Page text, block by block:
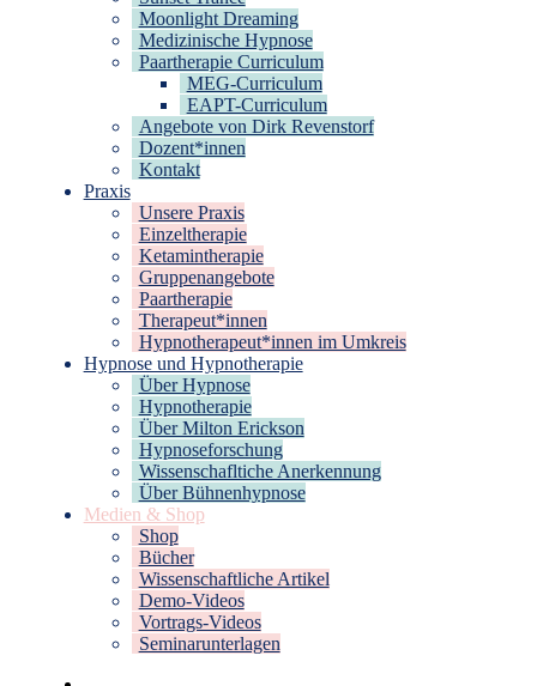
Moonlight Dreaming
Medizinische Hypnose
Paartherapie Curriculum
MEG-Curriculum
EAPT-Curriculum
Angebote von Dirk Revenstorf
Dozent*innen
Kontakt
Praxis
Unsere Praxis
Einzeltherapie
Ketamintherapie
Gruppenangebote
Paartherapie
Therapeut*innen
Hypnotherapeut*innen im Umkreis
Hypnose und Hypnotherapie
Über Hypnose
Hypnotherapie
Über Milton Erickson
Hypnoseforschung
Wissenschafltiche Anerkennung
Über Bühnenhypnose
Medien & Shop
Shop
Bücher
Wissenschaftliche Artikel
Demo-Videos
Vortrags-Videos
Seminarunterlagen